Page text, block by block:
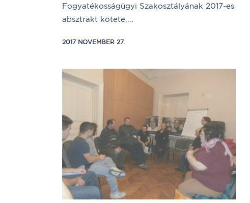
Fogyatékosságügyi Szakosztályának 2017-es
absztrakt kötete,...
2017 NOVEMBER 27.